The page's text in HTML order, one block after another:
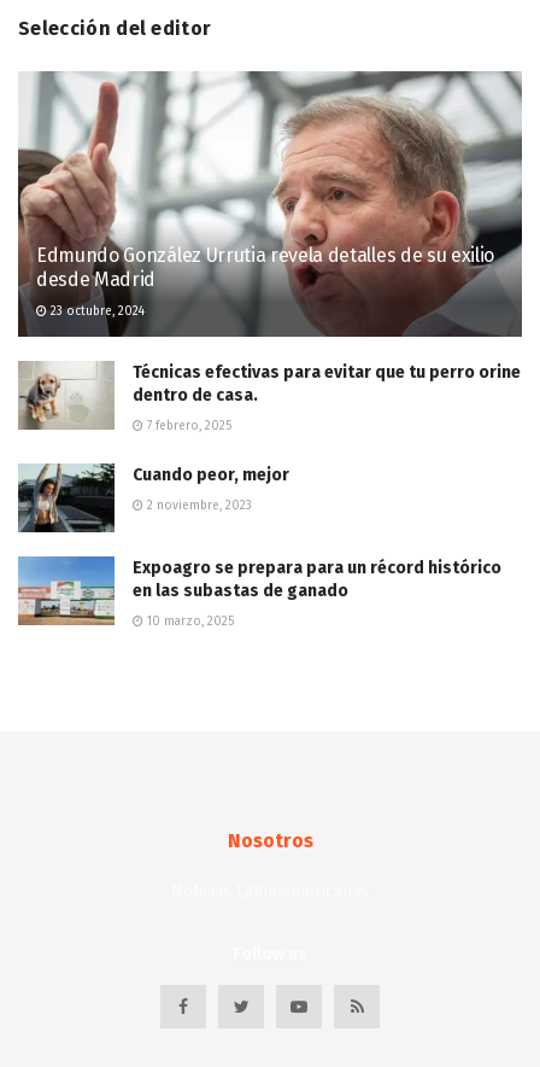
Selección del editor
Edmundo González Urrutia revela detalles de su exilio
desde Madrid
23 octubre, 2024
Técnicas efectivas para evitar que tu perro orine
dentro de casa.
7 febrero, 2025
Cuando peor, mejor
2 noviembre, 2023
Expoagro se prepara para un récord histórico
en las subastas de ganado
10 marzo, 2025
Nosotros